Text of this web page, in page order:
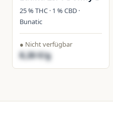
25 % THC · 1 % CBD ·
Bunatic
● Nicht verfügbar
8,26 €/g